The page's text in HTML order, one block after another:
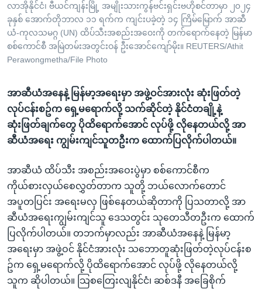
ကြည့်
ရန်
ရှာဖွေ
ကျော်
ဘာသာစကားများ
လာအိုနိုင်ငံ၊ ဗီယင်ကျန်းမြို့ အမျိုးသားကွန်ဗင်းရှင်းဗဟိုစင်တာမှာ ၂၀၂၄
ခုနှစ် အောက်တိုဘာလ ၁၁ ရက်က ကျင်းပခဲ့တဲ့ ၁၄ ကြိမ်မြောက် အာဆီ
ယံ-ကုလသမဂ္ဂ (UN) ထိပ်သီးအစည်းအဝေးကို တက်ရောက်နေတဲ့ မြန်မာ
စစ်ကောင်စီ အမြဲတမ်းအတွင်းဝန် ဦးအောင်ကျော်မိုး။ REUTERS/Athit
Perawongmetha/File Photo
အာဆီယံအနေနဲ့ မြန်မာ့အရေးမှာ အဖွဲ့ဝင်အားလုံး ဆုံးဖြတ်တဲ့
လုပ်ငန်းစဥ်က ရှေ့မရောက်လို့ သက်ဆိုင်တဲ့ နိုင်ငံတချို့နဲ့
ဆုံးဖြတ်ချက်တွေ ပိုထိရောက်အောင် လုပ်ဖို့ လိုနေတယ်လို့ အာ
ဆီယံအရေး ကျွမ်းကျင်သူတဦးက ထောက်ပြလိုက်ပါတယ်။
အာဆီယံ ထိပ်သီး အစည်းအဝေးပွဲမှာ စစ်ကောင်စီက
ကိုယ်စားလှယ်စေလွှတ်တာက သူတို့ ဘယ်လောက်တောင်
အပူတပြင်း အရေးမလှ ဖြစ်နေတယ်ဆိုတာကို ပြသတာလို့ အာ
ဆီယံအရေးကျွမ်းကျင်သူ ဒေသတွင်း သုတေသီတဦးက ထောက်
ပြလိုက်ပါတယ်။ တဘက်မှာလည်း အာဆီယံအနေနဲ့ မြန်မာ့
အရေးမှာ အဖွဲ့ဝင် နိုင်ငံအားလုံး သဘောတူဆုံးဖြတ်တဲ့လုပ်ငန်းစ
ဥ်က ရှေ့မရောက်လို့ ပိုထိရောက်အောင် လုပ်ဖို့ လိုနေတယ်လို့
သူက ဆိုပါတယ်။ သြစတြေးလျနိုင်ငံ၊ ဆစ်ဒနီ အခြေစိုက်